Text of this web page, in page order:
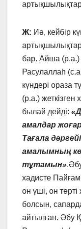
Ж: Иә, кейбір
бар. Айша (р.а.)
Расулаллаһ
күндері ораза
(р.а.)
былай дейді:
амалдар
Тағала
амалымның
тұтамын»
хадисте
он үші, он төрті
болсын,
айтылған. Әбу